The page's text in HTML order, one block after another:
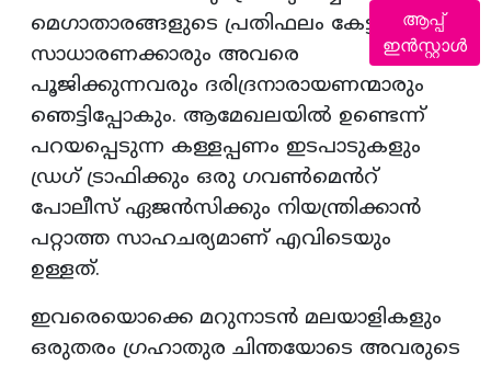
മെഗാതാരങ്ങളുടെ പ്രതിഫലം കേട്ടാൽ
സാധാരണക്കാരും അവരെ
പൂജിക്കുന്നവരും ദരിദ്രനാരായണന്മാരും
ഞെട്ടിപ്പോകും. ആമേഖലയിൽ ഉണ്ടെന്ന്
പറയപ്പെടുന്ന കള്ളപ്പണം ഇടപാടുകളും
ഡ്രഗ് ട്രാഫിക്കും ഒരു ഗവൺമെൻറ്
പോലീസ് ഏജൻസിക്കും നിയന്ത്രിക്കാൻ
പറ്റാത്ത സാഹചര്യമാണ് എവിടെയും
ഉള്ളത്.
ഇവരെയൊക്കെ മറുനാടൻ മലയാളികളും
ഒരുതരം ഗ്രഹാതുര ചിന്തയോടെ അവരുടെ
ആപ്പ്
ഇൻസ്റ്റാൾ